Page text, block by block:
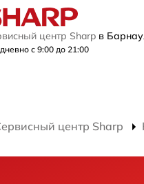
центр Sharp в
с 9:00 до 21:00
центр Sharp